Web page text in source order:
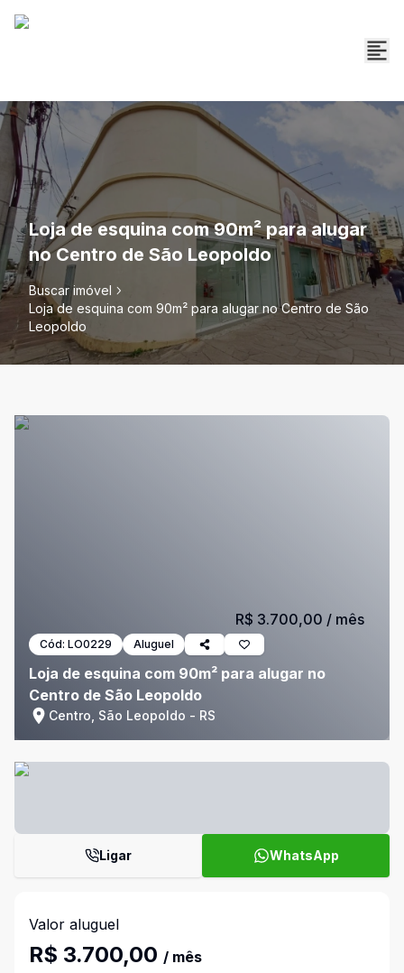
Loja de esquina com 90m² para alugar
no Centro de São Leopoldo
Buscar imóvel
Loja de esquina com 90m² para alugar no Centro de São
Leopoldo
Cód: LO0229 Aluguel
Loja de esquina com 90m² para alugar no
Centro de São Leopoldo
Centro, São Leopoldo - RS
R$ 3.700,00 / mês
Ligar WhatsApp
Valor aluguel
R$ 3.700,00 / mês